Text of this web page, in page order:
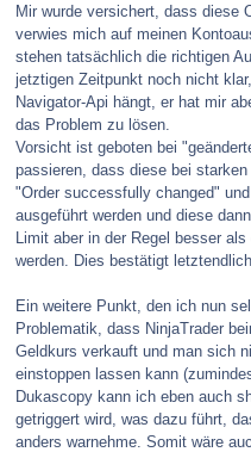
Mir wurde versichert, dass diese
verwies mich auf meinen
stehen tatsächlich die richtigen
jetztigen Zeitpunkt noch nicht
Navigator-Api hängt, er hat mir
das Problem zu lösen.
Vorsicht ist geboten bei
passieren, dass diese bei
"Order successfully changed"
ausgeführt werden und diese
Limit aber in der Regel besser
werden. Dies bestätigt
Ein weitere Punkt, den ich nun
Problematik, dass NinjaTrader
Geldkurs verkauft und man sich
einstoppen lassen kann
Dukascopy kann ich eben auch
getriggert wird, was dazu führt,
anders warnehme. Somit wäre